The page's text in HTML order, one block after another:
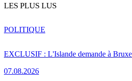
LES PLUS LUS
EXCLUSIF : L'Islande demande à
07.08.2026
POLITIQUE